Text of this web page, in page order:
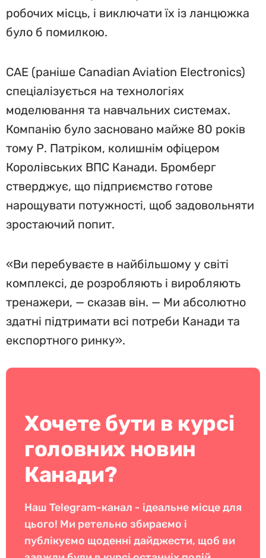
робочих місць, і виключати їх із ланцюжка
було б помилкою.
CAE (раніше Canadian Aviation Electronics)
спеціалізується на технологіях
моделювання та навчальних системах.
Компанію було засновано майже 80 років
тому Р. Патріком, колишнім офіцером
Королівських ВПС Канади. Бромберг
стверджує, що підприємство готове
нарощувати потужності, щоб задовольняти
зростаючий попит.
«Ви перебуваєте в найбільшому у світі
комплексі, де розробляють і виробляють
тренажери, — сказав він. — Ми абсолютно
здатні підтримати всі потреби Канади та
експортного ринку».
Хочете бути в курсі
головних новин
Канади?
Наш Telegram-канал - ідеальне місце для
цього! Ми ретельно збираємо і
публікуємо щоденні дайджести, щоб ви